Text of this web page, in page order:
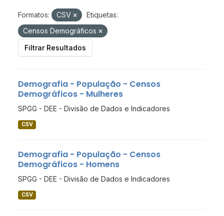
Formatos: CSV
Etiquetas:
Censos Demográficos
Filtrar Resultados
Demografia - População - Censos
Demográficos - Mulheres
SPGG - DEE - Divisão de Dados e Indicadores
CSV
Demografia - População - Censos
Demográficos - Homens
SPGG - DEE - Divisão de Dados e Indicadores
CSV